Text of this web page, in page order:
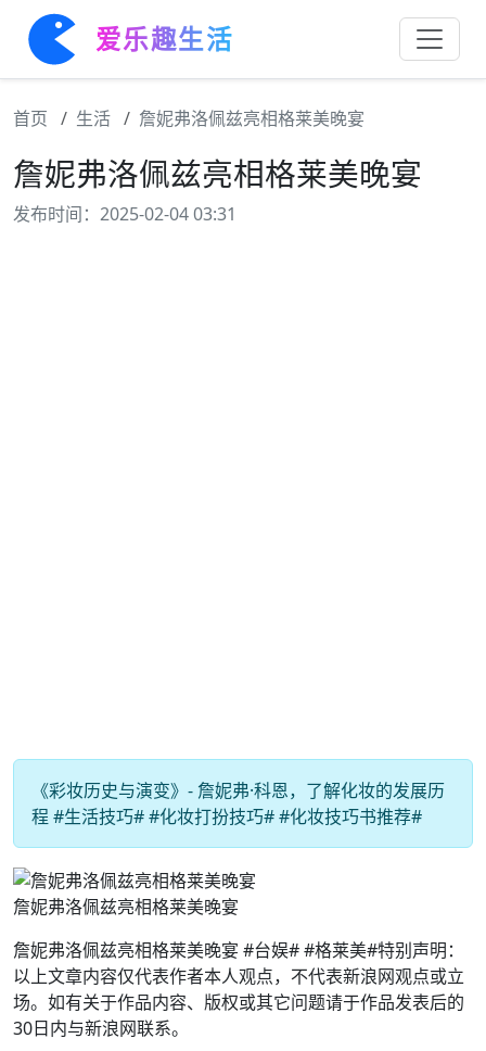
爱乐趣生活
首页 生活 詹妮弗洛佩兹亮相格莱美晚宴
詹妮弗洛佩兹亮相格莱美晚宴
发布时间：2025-02-04 03:31
《彩妆历史与演变》- 詹妮弗·科恩，了解化妆的发展历
程 #生活技巧# #化妆打扮技巧# #化妆技巧书推荐#
詹妮弗洛佩兹亮相格莱美晚宴
詹妮弗洛佩兹亮相格莱美晚宴 #台娱# #格莱美#特别声明：
以上文章内容仅代表作者本人观点，不代表新浪网观点或立
场。如有关于作品内容、版权或其它问题请于作品发表后的
30日内与新浪网联系。